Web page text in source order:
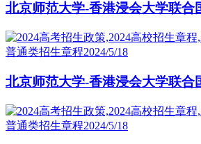
北京师范大学-香港浸会大学联
普通类招生章程2024/5/18
北京师范大学-香港浸会大学联
普通类招生章程2024/5/18